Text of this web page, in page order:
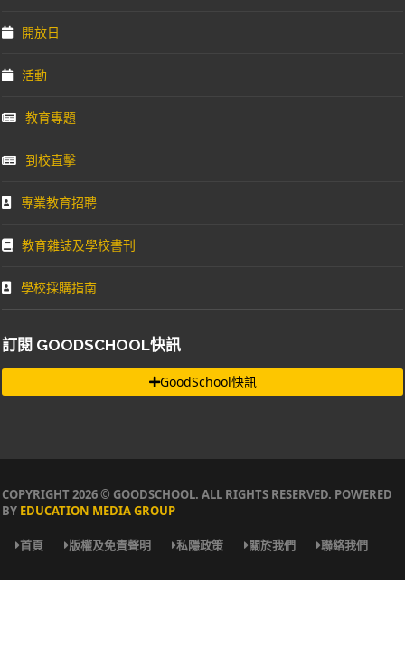
開放日
活動
教育專題
到校直擊
專業教育招聘
教育雜誌及學校書刊
學校採購指南
訂閱 GOODSCHOOL快訊
GoodSchool快訊
COPYRIGHT 2026 © GOODSCHOOL. ALL RIGHTS RESERVED. POWERED
BY EDUCATION MEDIA GROUP
首頁 版權及免責聲明 私隱政策 關於我們 聯絡我們